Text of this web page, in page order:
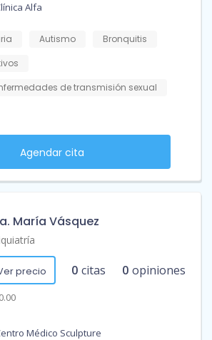
Alfa
Autismo
Bronquitis
de transmisión sexual
Agendar cita
María Vásquez
precio 0 citas 0 opiniones
0.00
Médico Sculpture